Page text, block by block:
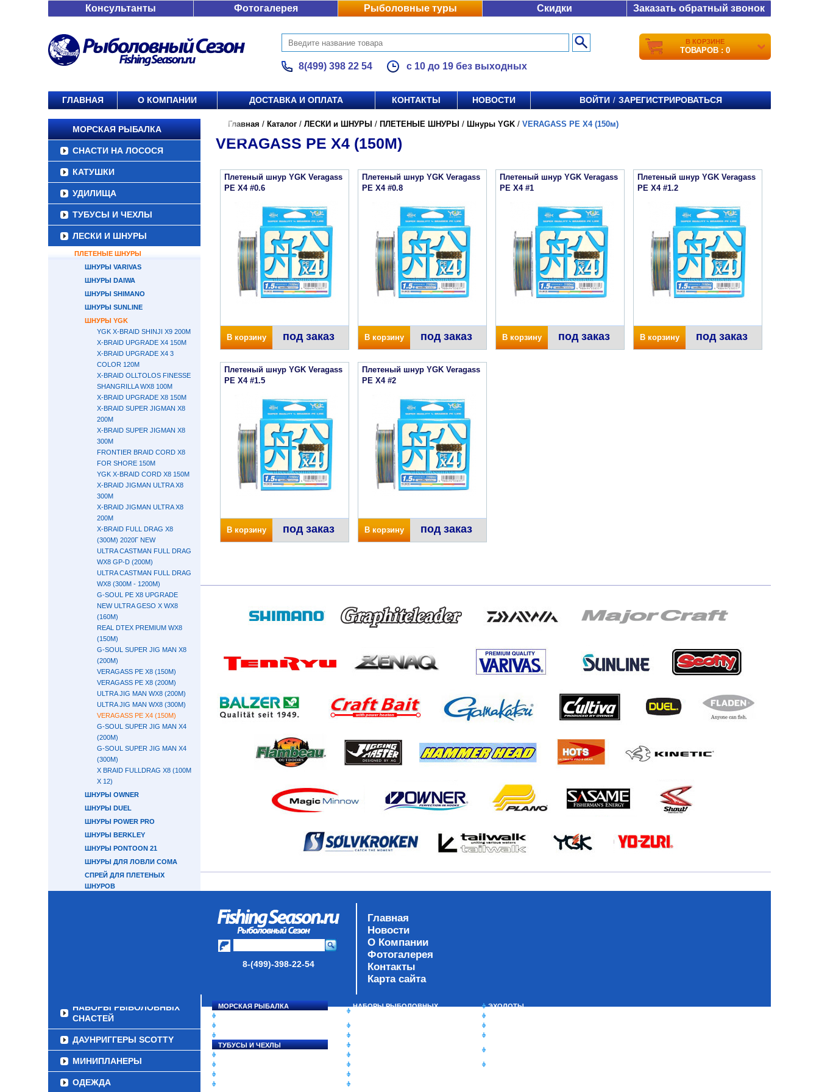
Консультанты Фотогалерея Рыболовные туры Скидки Заказать обратный звонок
8(499) 398 22 54 с 10 до 19 без выходных
В КОРЗИНЕ
ТОВАРОВ : 0
ГЛАВНАЯ О КОМПАНИИ ДОСТАВКА И ОПЛАТА КОНТАКТЫ НОВОСТИ ВОЙТИ / ЗАРЕГИСТРИРОВАТЬСЯ
МОРСКАЯ РЫБАЛКА
СНАСТИ НА ЛОСОСЯ
КАТУШКИ
УДИЛИЩА
ТУБУСЫ И ЧЕХЛЫ
ЛЕСКИ И ШНУРЫ
ПЛЕТЕНЫЕ ШНУРЫ
ШНУРЫ VARIVAS
ШНУРЫ DAIWA
ШНУРЫ SHIMANO
ШНУРЫ SUNLINE
ШНУРЫ YGK
YGK X-BRAID SHINJI X9 200М
X-BRAID UPGRADE X4 150М
X-BRAID UPGRADE X4 3
COLOR 120М
X-BRAID OLLTOLOS FINESSE
SHANGRILLA WX8 100M
X-BRAID UPGRADE X8 150М
X-BRAID SUPER JIGMAN X8
200М
X-BRAID SUPER JIGMAN X8
300М
FRONTIER BRAID CORD X8
FOR SHORE 150M
YGK X-BRAID CORD X8 150M
X-BRAID JIGMAN ULTRA X8
300М
X-BRAID JIGMAN ULTRA X8
200М
X-BRAID FULL DRAG X8
(300М) 2020Г NEW
ULTRA CASTMAN FULL DRAG
WX8 GP-D (200М)
ULTRA CASTMAN FULL DRAG
WX8 (300М - 1200М)
G-SOUL PE X8 UPGRADE
NEW ULTRA GESO X WX8
(160М)
REAL DTEX PREMIUM WX8
(150М)
G-SOUL SUPER JIG MAN X8
(200М)
VERAGASS PE X8 (150М)
VERAGASS PE X8 (200М)
ULTRA JIG MAN WX8 (200М)
ULTRA JIG MAN WX8 (300М)
VERAGASS PE X4 (150М)
G-SOUL SUPER JIG MAN X4
(200М)
G-SOUL SUPER JIG MAN X4
(300М)
X BRAID FULLDRAG X8 (100М
X 12)
ШНУРЫ OWNER
ШНУРЫ DUEL
ШНУРЫ POWER PRO
ШНУРЫ BERKLEY
ШНУРЫ PONTOON 21
ШНУРЫ ДЛЯ ЛОВЛИ СОМА
СПРЕЙ ДЛЯ ПЛЕТЕНЫХ
ШНУРОВ
НАБОРЫ РЫБОЛОВНЫХ
СНАСТЕЙ
ДАУНРИГГЕРЫ SCOTTY
МИНИПЛАНЕРЫ
ОДЕЖДА
Главная / Каталог / ЛЕСКИ и ШНУРЫ / ПЛЕТЕНЫЕ ШНУРЫ / Шнуры YGK / VERAGASS PE X4 (150м)
VERAGASS PE X4 (150М)
Плетеный шнур YGK Veragass
PE X4 #0.6
В корзину под заказ
Плетеный шнур YGK Veragass
PE X4 #0.8
В корзину под заказ
Плетеный шнур YGK Veragass
PE X4 #1
В корзину под заказ
Плетеный шнур YGK Veragass
PE X4 #1.2
В корзину под заказ
Плетеный шнур YGK Veragass
PE X4 #1.5
В корзину под заказ
Плетеный шнур YGK Veragass
PE X4 #2
В корзину под заказ
8-(499)-398-22-54
Главная
Новости
О Компании
Фотогалерея
Контакты
Карта сайта
МОРСКАЯ РЫБАЛКА
ТУБУСЫ И ЧЕХЛЫ
НАБОРЫ РЫБОЛОВНЫХ
ЭХОЛОТЫ